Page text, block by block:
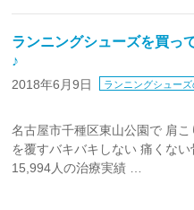
ランニングシューズを買っ
♪
2018年6月9日 ランニングシュー
名古屋市千種区東山公園で 肩
を覆すバキバキしない 痛くな
15,994人の治療実績 …